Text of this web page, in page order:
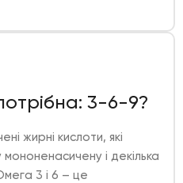
3-6-9?
жирні кислоти, які
і декілька
3 і 6 – це